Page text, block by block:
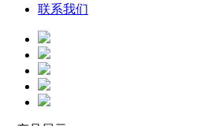
联系我们